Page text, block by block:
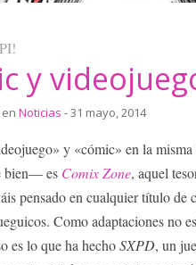
y
en Noticias - 31 mayo, 2014
y «cómic» en la
bien— es Comix Zone, aquel
pensado en cualquier título de
Como adaptaciones no
es lo que ha hechoSXPD, un